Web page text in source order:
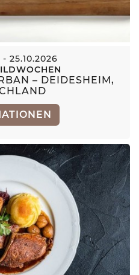
25.10.2026
– DEIDESHEIM,